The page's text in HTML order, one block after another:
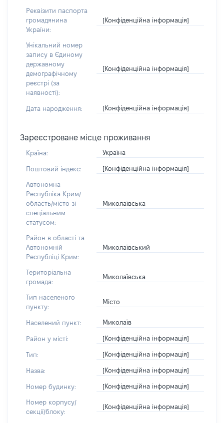
Реквізити паспорта
громадянина
України:
[Конфіденційна інформація]
Унікальний номер
запису в Єдиному
державному
демографічному
реєстрі (за
наявності):
[Конфіденційна інформація]
Дата народження: [Конфіденційна інформація]
Зареєстроване місце проживання
Країна: Україна
Поштовий індекс: [Конфіденційна інформація]
Автономна
Республіка Крим/
область/місто зі
спеціальним
статусом:
Миколаївська
Район в області та
Автономній
Республіці Крим:
Миколаївський
Територіальна
громада:
Миколаївська
Тип населеного
пункту:
Місто
Населений пункт: Миколаїв
Район у місті: [Конфіденційна інформація]
Тип: [Конфіденційна інформація]
Назва: [Конфіденційна інформація]
Номер будинку: [Конфіденційна інформація]
Номер корпусу/
секції/блоку:
[Конфіденційна інформація]